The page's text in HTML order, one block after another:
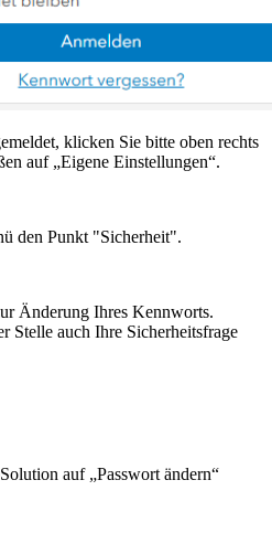
klicken Sie bitte oben rechts
auf „Eigene Einstellungen“.
den Punkt "Sicherheit".
Änderung Ihres Kennworts.
Stelle auch Ihre Sicherheitsfrage
auf „Passwort ändern“